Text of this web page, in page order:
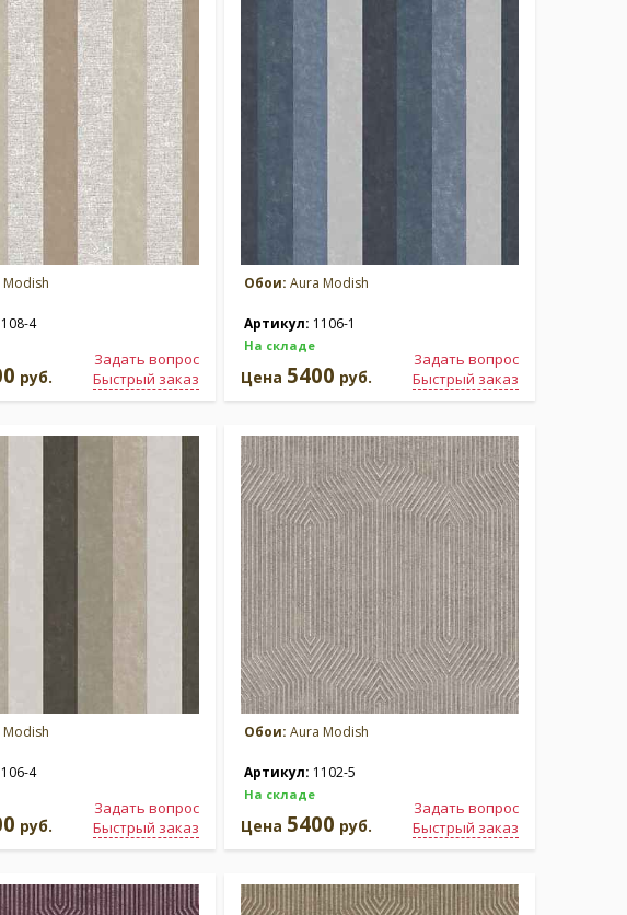
Modish
4
Задать вопрос
Быстрый заказ
руб.
Обои: Aura Modish
Артикул: 1106-1
На складе
Задать вопрос
Быстрый заказ
Цена 5400 руб.
Modish
4
Задать вопрос
Быстрый заказ
руб.
Обои: Aura Modish
Артикул: 1102-5
На складе
Задать вопрос
Быстрый заказ
Цена 5400 руб.